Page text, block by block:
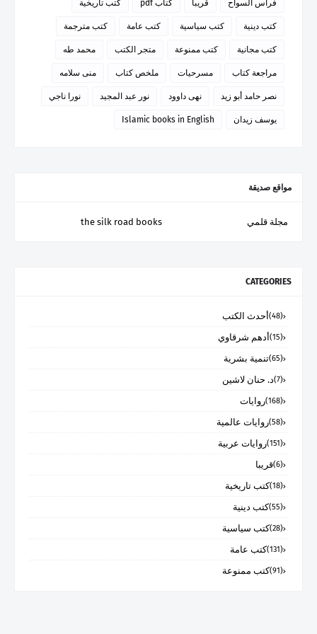
فراس السواح قريبا كتاب pdf كتب تاريخية
كتب دينية كتب سياسية كتب عامة كتب مترجمة
كتب مجانية كتب ممنوعة متجر الكتب محمد طه
مراجعة كتاب مسرحيات ملخص كتاب منى سلامه
نصر حامد أبو زيد نهى داوود نور عبد المجيد نورا ناجي
يوسف زيدان Islamic books in English
مواقع صديقة
مجلة قلمي the silk road books
CATEGORIES
أحدث الكتب (48)
أدهم شرقاوي (15)
تنمية بشرية (65)
د. حنان لاشين (7)
روايات (168)
روايات عالمية (58)
روايات عربية (151)
قريبا (6)
كتب تاريخية (18)
كتب دينية (55)
كتب سياسية (28)
كتب عامة (131)
كتب ممنوعة (91)